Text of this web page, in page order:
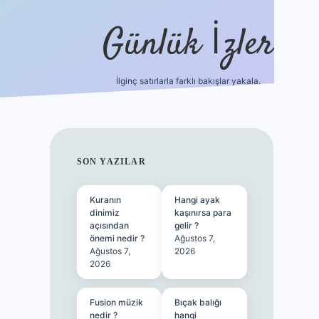
Günlük İzler
İlginç satırlarla farklı bakışlar yakala.
SIDEBAR
SON YAZILAR
Kuranın
dinimiz
açısından
önemi nedir ?
Ağustos 7,
2026
Hangi ayak
kaşınırsa para
gelir ?
Ağustos 7,
2026
Fusion müzik
nedir ?
Bıçak balığı
hangi
ilbet